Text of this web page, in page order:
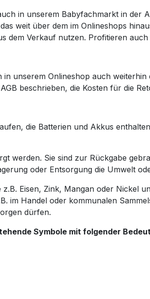
in unserem Babyfachmarkt in der
weit über dem im Onlineshops
dem Verkauf nutzen. Profitieren
unserem Onlineshop auch
beschrieben, die Kosten für die
die Batterien und Akkus
werden. Sie sind zur Rückgabe
oder Entsorgung die Umwelt
Eisen, Zink, Mangan oder Nickel
im Handel oder kommunalen
dürfen.
Symbole mit folgender